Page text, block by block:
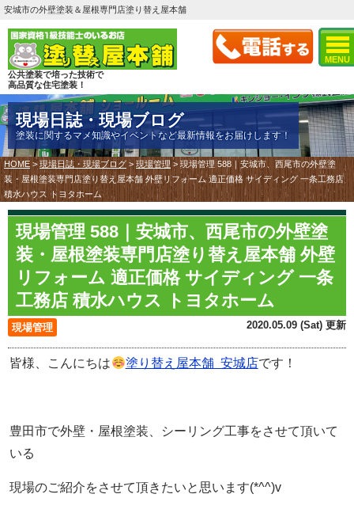
MENU
安城市の外壁塗装＆屋根専門店塗り替え屋本舗
公共塗装で培った技術で
高品質な住宅塗装！
現場日誌・現場ブログ
塗装に関するマメ知識やイベントなど最新情報をお届けします！
HOME >現場日誌・現場ブログ > 現場管理 > 現場管理 588｜安城市、西尾市の外壁塗
装・屋根塗装専門店塗り替え屋本舗 外壁リフォーム 適正価格 サイディング 一条工務店
積水ハウス トヨタホーム
現場管理 588｜安城市、西尾市の外壁塗
装・屋根塗装専門店塗り替え屋本舗 外壁
リフォーム 適正価格 サイディング 一条
工務店 積水ハウス トヨタホーム
現場管理 2020.05.09 (Sat) 更新
皆様、こんにちは 塗り替え屋本舗 安城店です！
豊田市で外壁・屋根塗装、シーリング工事をさせて頂いて
いる
現場のご紹介をさせて頂きたいと思います(*^^)v